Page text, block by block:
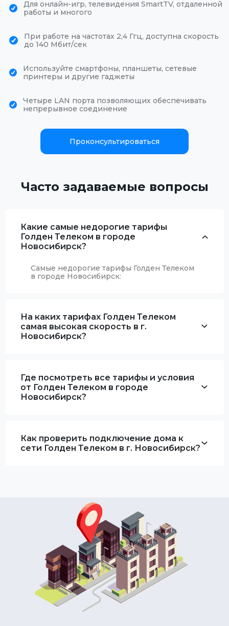
Для онлайн-игр, телевидения SmartTV, отдаленной
работы и многого
При работе на частотах 2,4 Ггц, доступна скорость
до 140 Мбит/сек
Используйте смартфоны, планшеты, сетевые
принтеры и другие гаджеты
Четыре LAN порта позволяющих обеспечивать
непрерывное соединение
Проконсультироваться
Часто задаваемые вопросы
Какие самые недорогие тарифы
Голден Телеком в городе
Новосибирск?
Самые недорогие тарифы Голден Телеком
в городе Новосибирск:
На каких тарифах Голден Телеком
самая высокая скорость в г.
Новосибирск?
Где посмотреть все тарифы и условия
от Голден Телеком в городе
Новосибирск?
Как проверить подключение дома к
сети Голден Телеком в г. Новосибирск?